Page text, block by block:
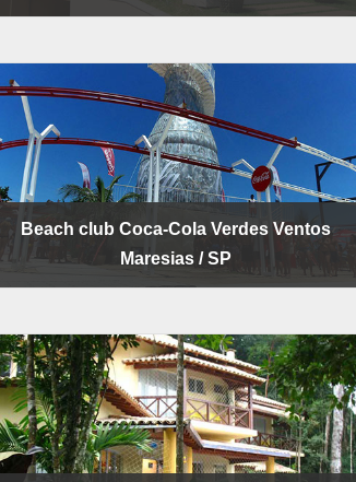
Beach club Coca-Cola Verdes Ventos
Maresias / SP